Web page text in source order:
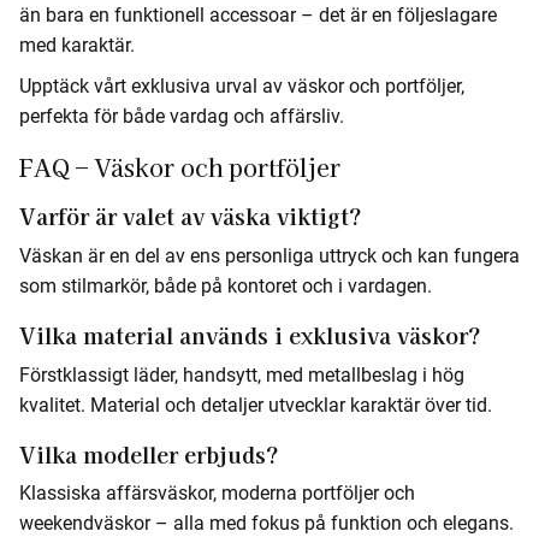
än bara en funktionell accessoar – det är en följeslagare
med karaktär.
Upptäck vårt exklusiva urval av väskor och portföljer,
perfekta för både vardag och affärsliv.
FAQ – Väskor och portföljer
Varför är valet av väska viktigt?
Väskan är en del av ens personliga uttryck och kan fungera
som stilmarkör, både på kontoret och i vardagen.
Vilka material används i exklusiva väskor?
Förstklassigt läder, handsytt, med metallbeslag i hög
kvalitet. Material och detaljer utvecklar karaktär över tid.
Vilka modeller erbjuds?
Klassiska affärsväskor, moderna portföljer och
weekendväskor – alla med fokus på funktion och elegans.